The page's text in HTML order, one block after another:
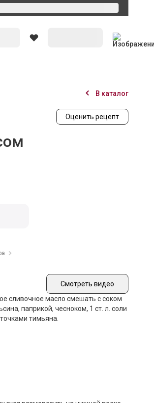
В каталог
Оценить рецепт
Смотреть видео
сливочное масло смешать с соком
паприкой, чесноком, 1 ст. л. соли
тимьяна.